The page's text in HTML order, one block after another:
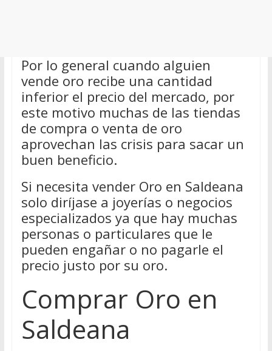
Por lo general cuando alguien
vende oro recibe una cantidad
inferior el precio del mercado, por
este motivo muchas de las tiendas
de compra o venta de oro
aprovechan las crisis para sacar un
buen beneficio.
Si necesita vender Oro en Saldeana
solo diríjase a joyerías o negocios
especializados ya que hay muchas
personas o particulares que le
pueden engañar o no pagarle el
precio justo por su oro.
Comprar Oro en
Saldeana